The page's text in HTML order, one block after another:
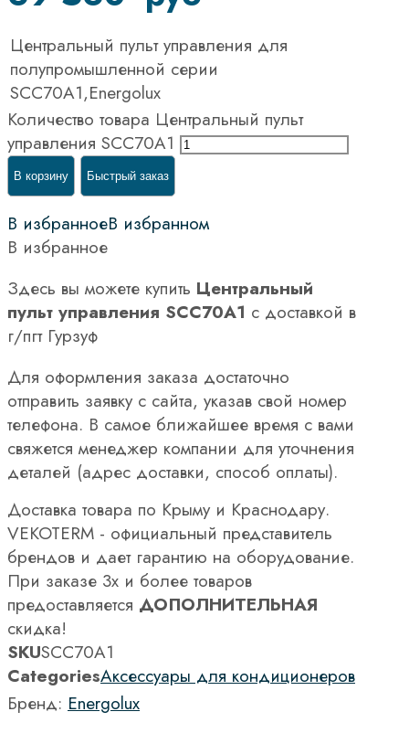
Центральный пульт управления для
полупромышленной серии
SCC70A1,Energolux
Количество товара Центральный пульт
управления SCC70A1
В корзину Быстрый заказ
В избранноеВ избранном
В избранное
Здесь вы можете купить Центральный
пульт управления SCC70A1 с доставкой в
г/пгт Гурзуф
Для оформления заказа достаточно
отправить заявку с сайта, указав свой номер
телефона. В самое ближайшее время с вами
свяжется менеджер компании для уточнения
деталей (адрес доставки, способ оплаты).
Доставка товара по Крыму и Краснодару.
VEKOTERM - официальный представитель
брендов и дает гарантию на оборудование.
При заказе 3х и более товаров
предоставляется ДОПОЛНИТЕЛЬНАЯ
скидка!
SKUSCC70A1
CategoriesАксессуары для кондиционеров
Бренд: Energolux